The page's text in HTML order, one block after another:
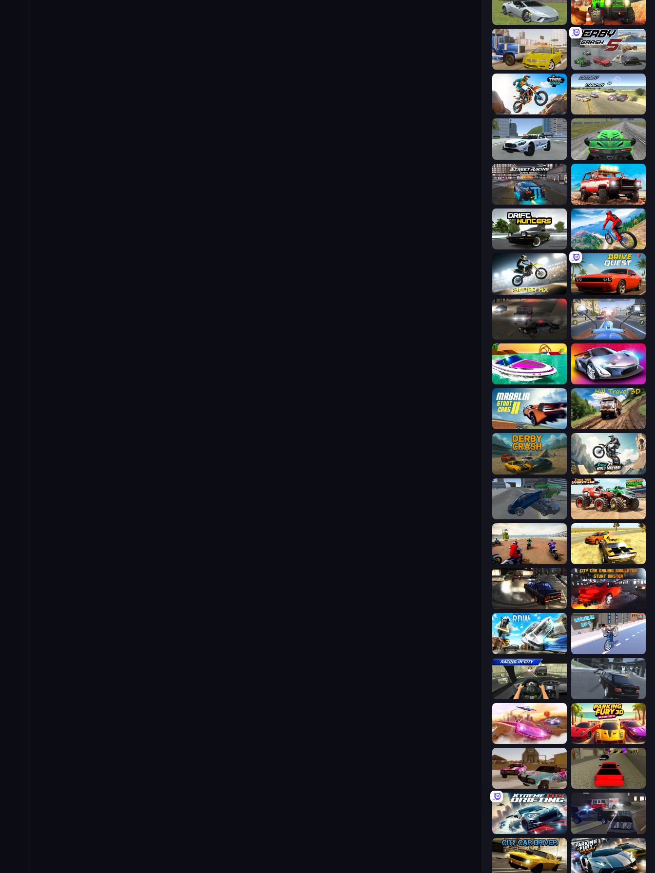
Sports Cars Driver Offroad Life 3D
Crazy Car Stunts Derby Crash 5
Trial Mania Derby Crash 3
Crazy Stunt Cars 2 Speed Racing Pro 2
Offroad Masters Challenge
Drift Hunters Riders Downhill Racing
Super MX - Last Season Drive Quest
Moto Racing Club
Jet Boat Racing Grand Cyber City
Madalin Stunt Cars 2 Hill Travel 3D
Derby Crash Xtreme Moto Mayhem
Offroader V6 Monster Truck Demolition Derby
Super MX - The Champion 3D Car Simulator
City Classic Car Driving: 131
Real Drift World Wheelie Up
Racing in City Transporter Hot Pursuit
Ultimate Flying Car Parking Fury 3D: Beach City 2
Village Car Stunts Speed Brazil
Xtreme City Drifting City Car Driving Simulator 3